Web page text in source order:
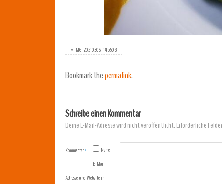
«IMG_20210306_145508
Bookmark thepermalink.
Schreibe einen Kommentar
Deine E-Mail-Adresse wird nicht veröffentlicht.Erforderliche
Kommentar*
Name,
E-Mail-
Adresse und Website in